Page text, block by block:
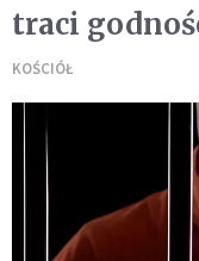
traci
KOŚCIÓŁ